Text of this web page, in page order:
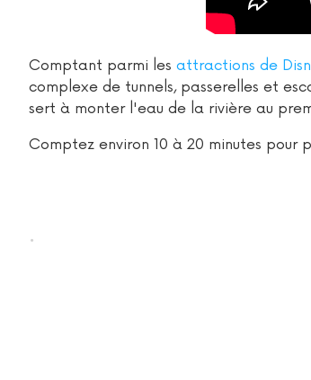
Comptant parmi les attractions de
complexe de tunnels, passerelles et
sert à monter l'eau de la rivière au
Comptez environ 10 à 20 minutes
.